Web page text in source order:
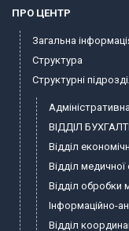
ПРО ЦЕНТР
Загальна
Структура
Структурні
ВІДДІЛ
Відділ
Відділ медичної
Відділ обробки
Інформаційно-
Відділ